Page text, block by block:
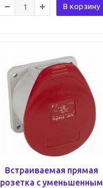
В корзину
Встраиваемая прямая
розетка с уменьшенным